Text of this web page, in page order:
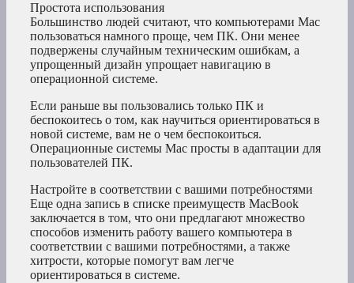
Простота использования
Большинство людей считают, что компьютерами Mac
пользоваться намного проще, чем ПК. Они менее
подвержены случайным техническим ошибкам, а
упрощенный дизайн упрощает навигацию в
операционной системе.
Если раньше вы пользовались только ПК и
беспокоитесь о том, как научиться ориентироваться в
новой системе, вам не о чем беспокоиться.
Операционные системы Mac просты в адаптации для
пользователей ПК.
Настройте в соответствии с вашими потребностями
Еще одна запись в списке преимуществ MacBook
заключается в том, что они предлагают множество
способов изменить работу вашего компьютера в
соответствии с вашими потребностями, а также
хитрости, которые помогут вам легче
ориентироваться в системе.